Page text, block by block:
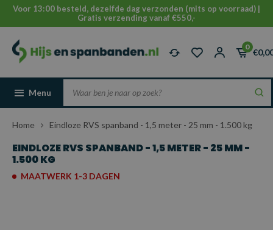
Voor 13:00 besteld, dezelfde dag verzonden (mits op voorraad) |
Gratis verzending vanaf €550,-
0
Menu
Home Eindloze RVS spanband - 1,5 meter - 25 mm - 1.500 kg
EINDLOZE RVS SPANBAND - 1,5 METER - 25 MM -
1.500 KG
MAATWERK 1-3 DAGEN